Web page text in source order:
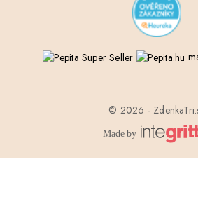
© 2026 -
Made by